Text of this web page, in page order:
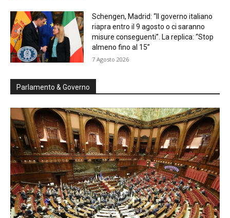
Schengen, Madrid: “Il governo italiano
riapra entro il 9 agosto o ci saranno
misure conseguenti”. La replica: “Stop
almeno fino al 15”
7 Agosto 2026
Parlamento & Governo